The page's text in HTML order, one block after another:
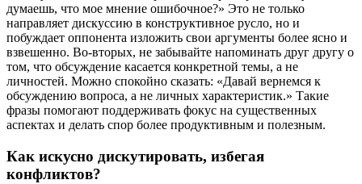
думаешь, что мое мнение ошибочное?» Это не только
направляет дискуссию в конструктивное русло, но и
побуждает оппонента изложить свои аргументы более ясно и
взвешенно. Во-вторых, не забывайте напоминать друг другу о
том, что обсуждение касается конкретной темы, а не
личностей. Можно спокойно сказать: «Давай вернемся к
обсуждению вопроса, а не личных характеристик.» Такие
фразы помогают поддерживать фокус на существенных
аспектах и делать спор более продуктивным и полезным.
Как искусно дискутировать, избегая
конфликтов?